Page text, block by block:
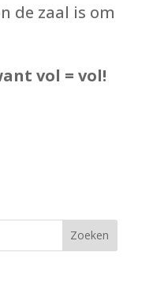
de zaal is om
vol = vol!